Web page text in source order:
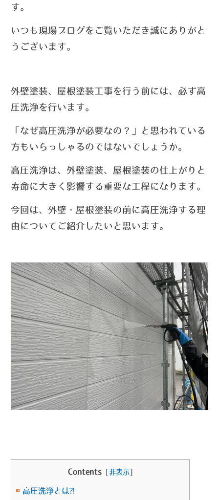
す。
いつ も現場ブログをご覧いただき誠にありがと
うございます。
外壁塗装、屋根塗装工事を行う前には、必ず高
圧洗浄を行います。
「なぜ高圧洗浄が必要なの？」と思われている
方もいらっしゃるのではないでしょうか。
高圧洗浄は、外壁塗装、屋根塗装の仕上がりと
寿命に大きく影響する重要な工程になります。
今回は、外壁・屋根塗装の前に高圧洗浄する理
由についてご紹介したいと思います。
Contents 非表示]
高圧洗浄とは⁈